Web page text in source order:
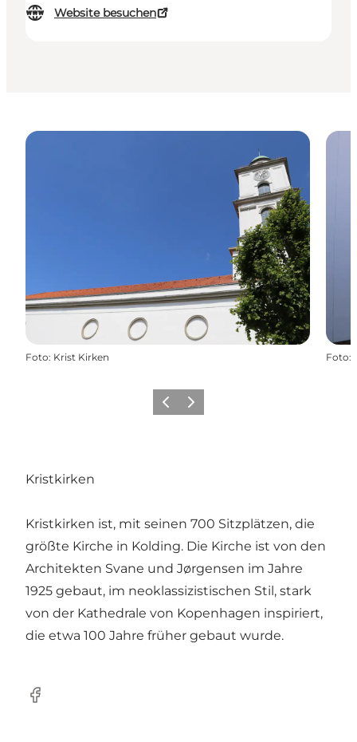
Website besuchen
Foto: Krist Kirken Foto:
ZurückWeiter
Kristkirken
Kristkirken ist, mit seinen 700 Sitzplätzen, die
größte Kirche in Kolding. Die Kirche ist von den
Architekten Svane und Jørgensen im Jahre
1925 gebaut, im neoklassizistischen Stil, stark
von der Kathedrale von Kopenhagen inspiriert,
die etwa 100 Jahre früher gebaut wurde.
Facebook